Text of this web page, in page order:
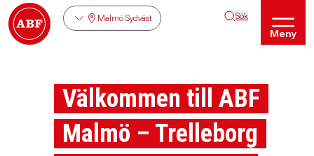
Malmö Sydväst Sök
Meny
Välkommen till ABF
Malmö – Trelleborg